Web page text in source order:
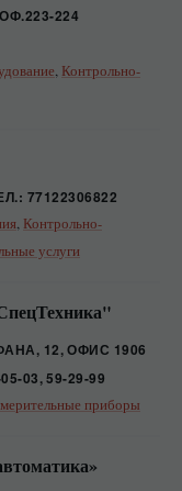
224
, Контрольно-
77122306822
, Контрольно-
услуги
12, ОФИС 1906
03, 59-29-99
приборы